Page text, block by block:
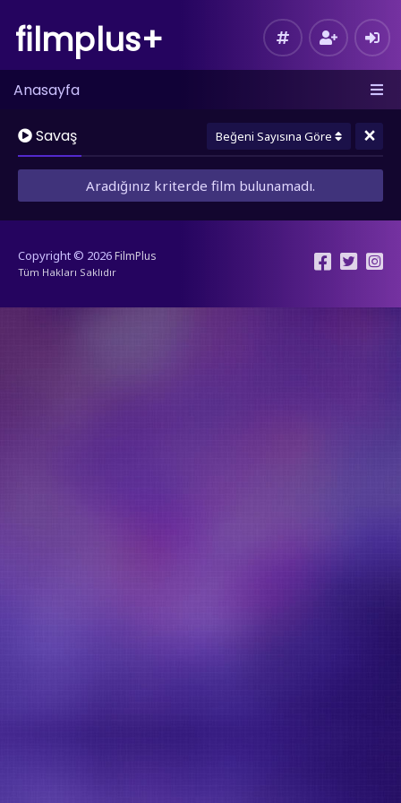
filmplus+
Anasayfa
Savaş Beğeni Sayısına Göre ×
Aradığınız kriterde film bulunamadı.
Copyright © 2026FilmPlus
Tüm Hakları Saklıdır